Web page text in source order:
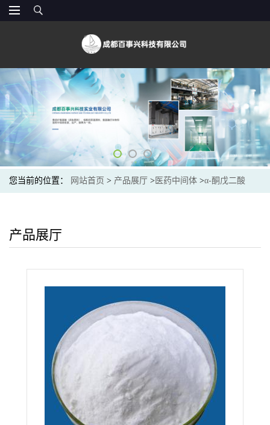
您当前的位置： 网站首页 > 产品展厅 > 医药中间体 >α-酮戊二酸
产品展厅